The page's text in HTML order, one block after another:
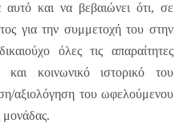
αυτό και να βεβαιώνει ότι, σε
για την συμμετοχή του στην
όλες τις απαραίτητες
κοινωνικό ιστορικό του
αξιολόγηση του ωφελούμενου
μονάδας.